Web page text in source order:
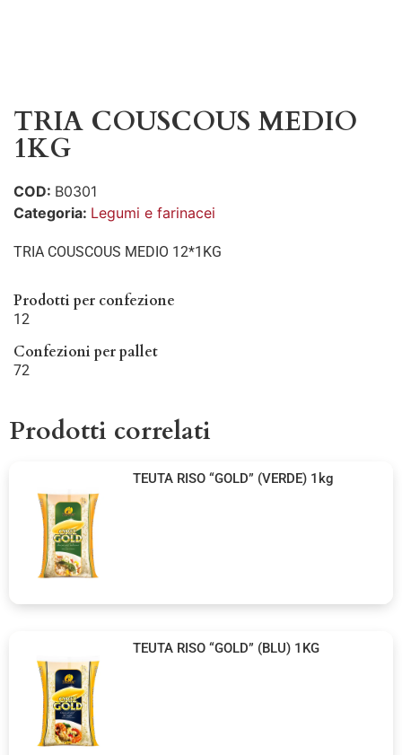
TRIA COUSCOUS MEDIO
1KG
COD: B0301
Categoria: Legumi e farinacei
TRIA COUSCOUS MEDIO 12*1KG
Prodotti per confezione
12
Confezioni per pallet
72
Prodotti correlati
TEUTA RISO “GOLD” (VERDE) 1kg
TEUTA RISO “GOLD” (BLU) 1KG